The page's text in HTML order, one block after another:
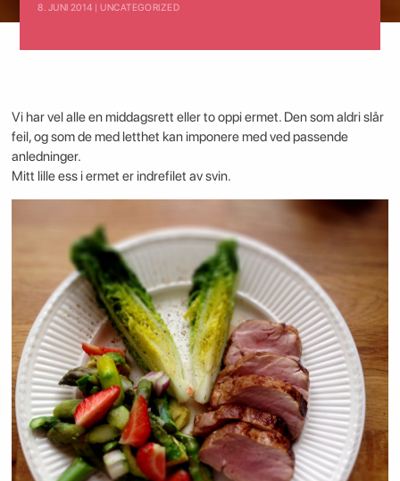
8. JUNI 2014 | UNCATEGORIZED
Vi har vel alle en middagsrett eller to oppi ermet. Den som aldri slår
feil, og som de med letthet kan imponere med ved passende
anledninger.
Mitt lille ess i ermet er indrefilet av svin.